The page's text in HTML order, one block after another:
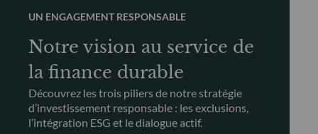
UN ENGAGEMENT RESPONSABLE
Notre vision au service de
la finance durable
Découvrez les trois piliers de notre stratégie
d’investissement responsable : les exclusions,
l’intégration ESG et le dialogue actif.